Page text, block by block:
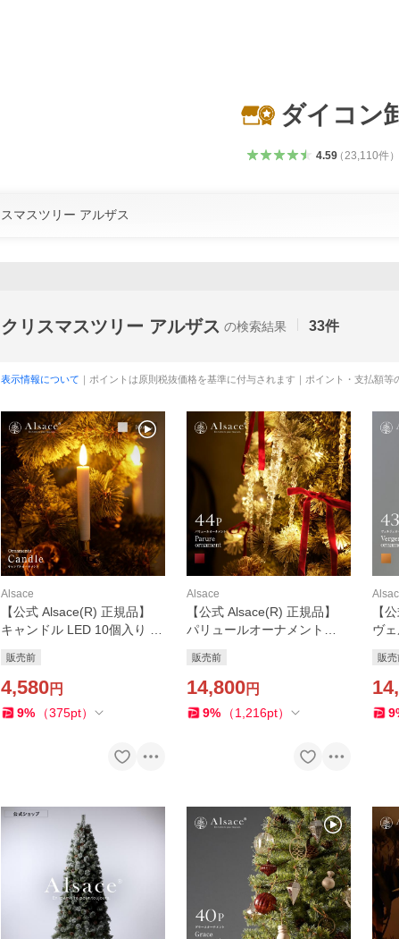
ダイコン
4.59（ 23,110件）
クリスマスツリー アルザス の検索結果 33件
表示情報について ｜ポイントは原則税抜価格を基準に付与されます｜ポイント・支払額
Alsace
【公式 Alsace(R) 正規品】
キャンドル LED 10個入り ろ
ン クリスマスツリー アルザ
ス 電池式 電飾 led 2パターン
電球色 柊 室内
販売前
4,580円
9% （375pt）
Alsace
【公式 Alsace(R) 正規品】
パリュールオーナメント
Parure(パリュール) オーナメ
ント セット 柊 つらら リボン
イルミネーション
販売前
14,800円
9% （1,216pt）
【
ヴ
オ
(ヴェル
ー
販売
9